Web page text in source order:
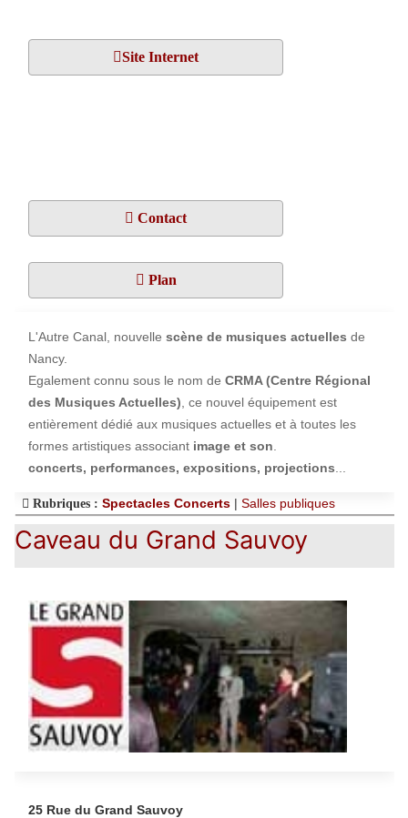
Site Internet
Contact
Plan
L'Autre Canal, nouvelle scène de musiques actuelles de
Nancy.
Egalement connu sous le nom de CRMA (Centre Régional
des Musiques Actuelles) , ce nouvel équipement est
entièrement dédié aux musiques actuelles et à toutes les
formes artistiques associant image et son
concerts, performances, expositions, projections
Rubriques : Spectacles Concerts | Salles publiques
Caveau du Grand Sauvoy
25 Rue du Grand Sauvoy